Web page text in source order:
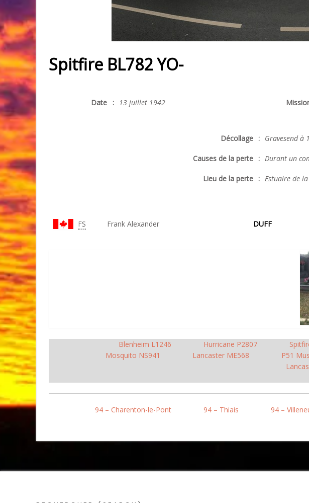
Spitfire BL782 YO-
Date : 13 juillet 1942
Décollage : Gravesend à
Causes de la perte : Durant un
Lieu de la perte : Estuaire de
FS Frank Alexander DUFF
Blenheim L1246 Hurricane P2807
Mosquito NS941
Lancaster ME568 P51
94 – Charenton-le-Pont 94 – Thiais 94 –